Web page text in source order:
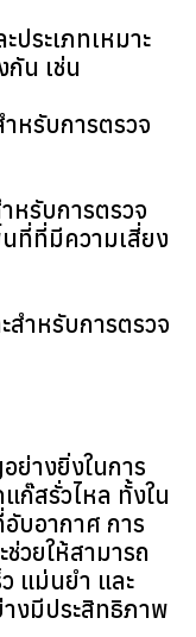
ประเภทเหมาะ
น เช่น
หรับการตรวจ
หรับการตรวจ
ที่ที่มีความเสี่ยง
สำหรับการตรวจ
ย่างยิ่งในการ
ก๊สรั่วไหล ทั้งใน
บอากาศ การ
ช่วยให้สามารถ
แม่นยำ และ
งมีประสิทธิภาพ